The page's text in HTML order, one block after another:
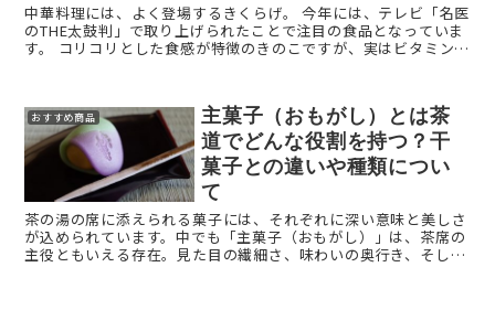
中華料理には、よく登場するきくらげ。 今年には、テレビ「名医
のTHE太鼓判」で取り上げられたことで注目の食品となっていま
す。 コリコリとした食感が特徴のきのこですが、実はビタミンD
おすすめ商品
主菓子（おもがし）とは茶
道でどんな役割を持つ？干
菓子との違いや種類につい
て
茶の湯の席に添えられる菓子には、それぞれに深い意味と美しさ
が込められています。中でも「主菓子（おもがし）」は、茶席の
主役ともいえる存在。見た目の繊細さ、味わいの奥行き、そして